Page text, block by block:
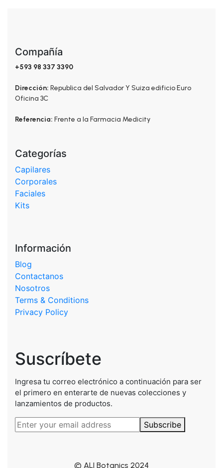
Compañía
+593 98 337 3390
Dirección: Republica del Salvador Y Suiza edificio Euro
Oficina 3C
Referencia: Frente a la Farmacia Medicity
Categorías
Capilares
Corporales
Faciales
Kits
Información
Blog
Contactanos
Nosotros
Terms & Conditions
Privacy Policy
Suscríbete
Ingresa tu correo electrónico a continuación para ser
el primero en enterarte de nuevas colecciones y
lanzamientos de productos.
Subscribe
© ALI Botanics 2024